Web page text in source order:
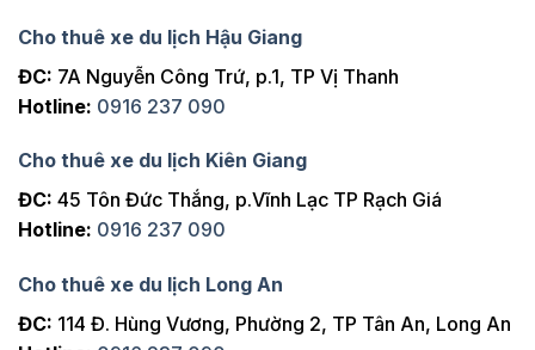
Cho thuê xe du lịch Hậu Giang
ĐC: 7A Nguyễn Công Trứ, p.1, TP Vị Thanh
Hotline: 0916 237 090
Cho thuê xe du lịch Kiên Giang
ĐC: 45 Tôn Đức Thắng, p.Vĩnh Lạc TP Rạch Giá
Hotline: 0916 237 090
Cho thuê xe du lịch Long An
ĐC: 114 Đ. Hùng Vương, Phường 2, TP Tân An, Long An